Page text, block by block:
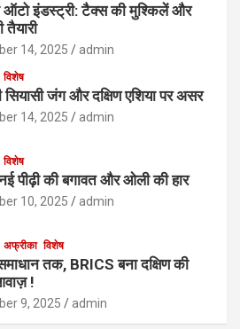
ऑटो इंडस्ट्री: टैक्स की मुश्किलें और
तैयारी
14, 2025 admin
विशेष
जंग और दक्षिण एशिया पर असर
14, 2025 admin
विशेष
पीढ़ी की बगावत और ओली की हार
10, 2025 admin
अफ्रीका विशेष
तक, BRICS बना दक्षिण की
!
9, 2025 admin